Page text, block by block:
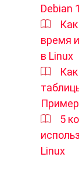
Debian
время
в Linux
Пример
5
Linux